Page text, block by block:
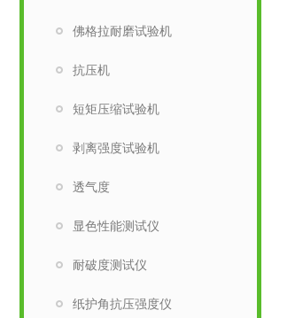
佛格拉耐磨试验机
抗压机
短矩压缩试验机
剥离强度试验机
透气度
显色性能测试仪
耐破度测试仪
纸护角抗压强度仪